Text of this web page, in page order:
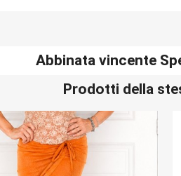
Abbinata vincente
Prodotti della